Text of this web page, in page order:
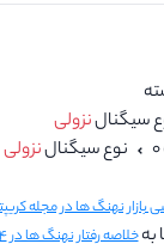
سیگنالنزولی
نوع سیگنالنزولی
بهخلاصه رفتار نهنگ ها در ۲۴ ساعت گذشته